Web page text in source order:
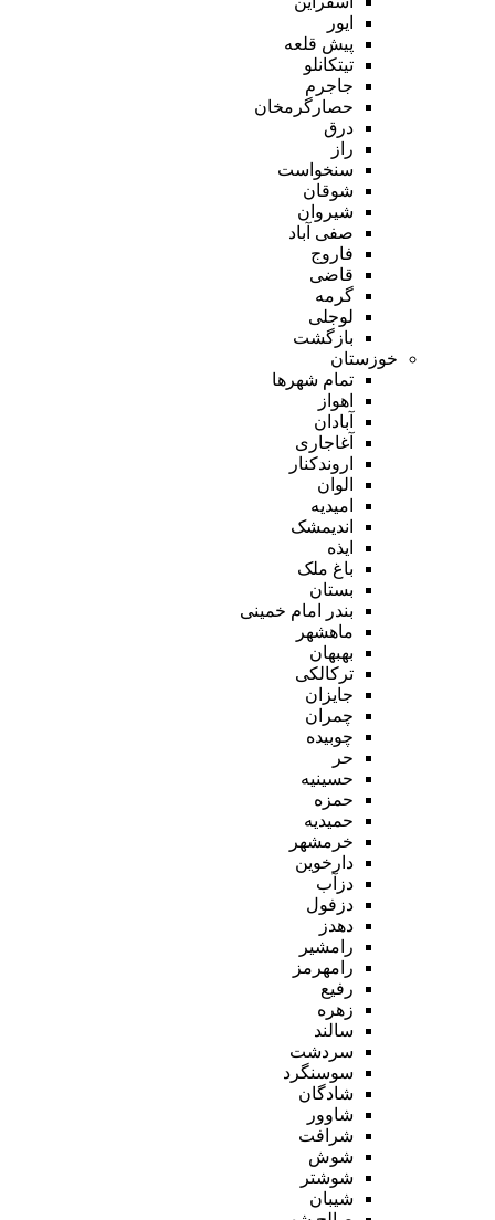
ایور
پیش قلعه
تیتکانلو
جاجرم
حصارگرمخان
درق
راز
سنخواست
شوقان
شیروان
صفی آباد
فاروج
قاضی
گرمه
لوجلی
بازگشت
خوزستان
تمام شهر‌ها
اهواز
آبادان
آغاجاری
اروندکنار
الوان
امیدیه
اندیمشک
ایذه
باغ ملک
بستان
بندر امام خمینی
ماهشهر
بهبهان
ترکالکی
جایزان
چمران
چوبیده
حر
حسینیه
حمزه
حمیدیه
خرمشهر
دارخوین
دزآب
دزفول
دهدز
رامشیر
رامهرمز
رفیع
زهره
سالند
سردشت
سوسنگرد
شادگان
شاوور
شرافت
شوش
شوشتر
شیبان